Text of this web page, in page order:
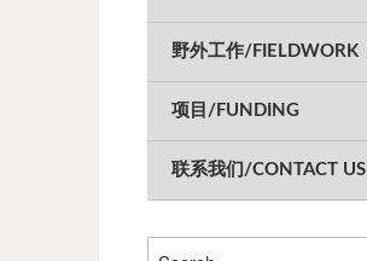
野外工作/FIELDWORK
项目/FUNDING
联系我们/CONTACT US